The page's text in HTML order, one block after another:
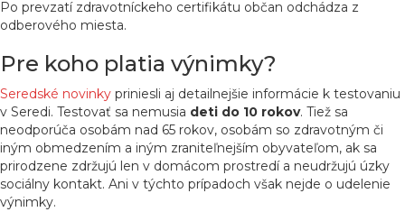
Po prevzatí zdravotníckeho certifikátu občan odchádza z
odberového miesta.
Pre koho platia výnimky?
Seredské novinky priniesli aj detailnejšie informácie k testovaniu
v Seredi. Testovať sa nemusia deti do 10 rokov. Tiež sa
neodporúča osobám nad 65 rokov, osobám so zdravotným či
iným obmedzením a iným zraniteľnejším obyvateľom, ak sa
prirodzene zdržujú len v domácom prostredí a neudržujú úzky
sociálny kontakt. Ani v týchto prípadoch však nejde o udelenie
výnimky.